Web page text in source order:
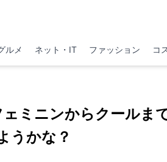
ルメ ネット・IT ファッション コ
ミニンからクールま
うかな？